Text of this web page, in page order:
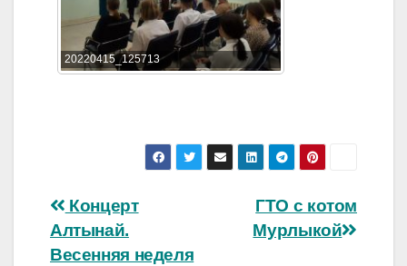
20220415_125713
Навигация
по
ГТО с котом
Мурлыкой
Концерт
Алтынай.
Весенняя неделя